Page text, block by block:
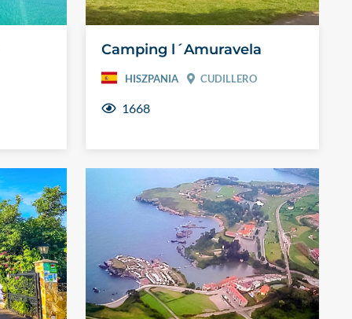
Camping l´Amuravela
HISZPANIA CUDILLERO
1668